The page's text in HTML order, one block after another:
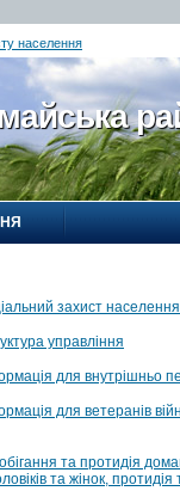
населення
захист населення
управління
для внутрішньо
для ветеранів
та протидія
та жінок, протидія